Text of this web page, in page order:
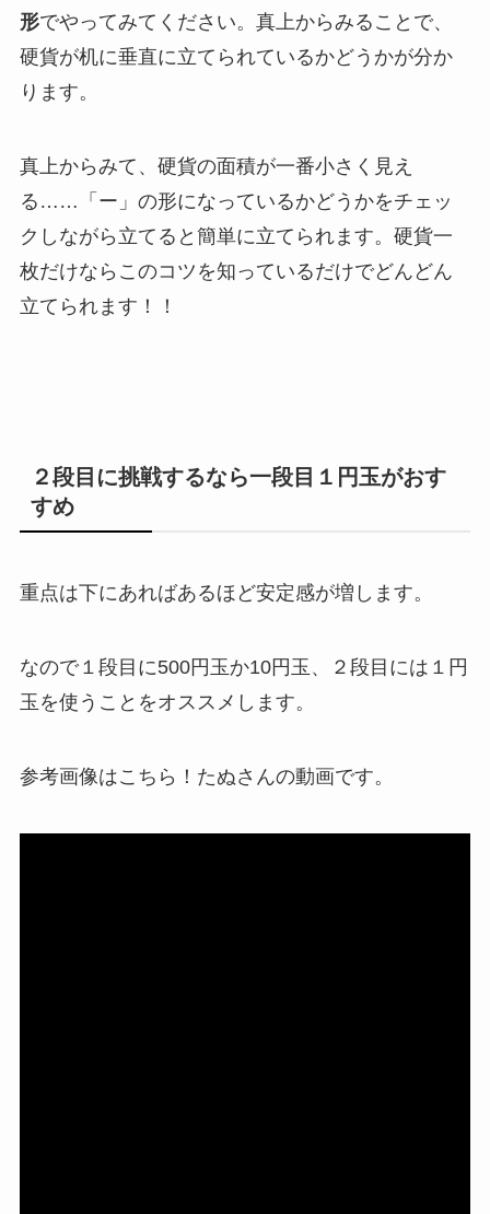
形でやってみてください。真上からみることで、
硬貨が机に垂直に立てられているかどうかが分か
ります。
真上からみて、硬貨の面積が一番小さく見え
る……「ー」の形になっているかどうかをチェッ
クしながら立てると簡単に立てられます。硬貨一
枚だけならこのコツを知っているだけでどんどん
立てられます！！
２段目に挑戦するなら一段目１円玉がおす
すめ
重点は下にあればあるほど安定感が増します。
なので１段目に500円玉か10円玉、２段目には１円
玉を使うことをオススメします。
参考画像はこちら！たぬさんの動画です。